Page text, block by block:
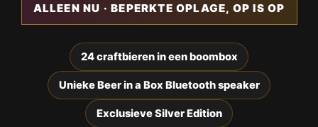
ALLEEN NU · BEPERKTE OPLAGE, OP IS OP
24 craftbieren in een boombox
Unieke Beer in a Box Bluetooth speaker
Exclusieve Silver Edition